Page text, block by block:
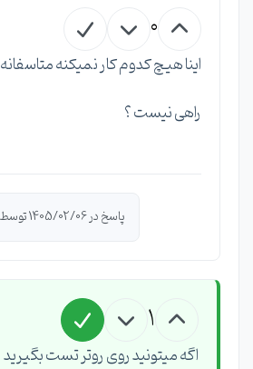
0
اینا هیچ کدوم کار نمیکنه متاسفانه
راهی نیست ؟
پاسخ در 1405/02/06 توسط
1
اگه میتونید روی روتر تست بگیرید